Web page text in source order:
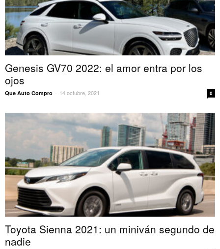
Genesis GV70 2022: el amor entra por los
ojos
Que Auto Compro - 14 octubre, 2021 0
Toyota Sienna 2021: un miniván segundo de
nadie